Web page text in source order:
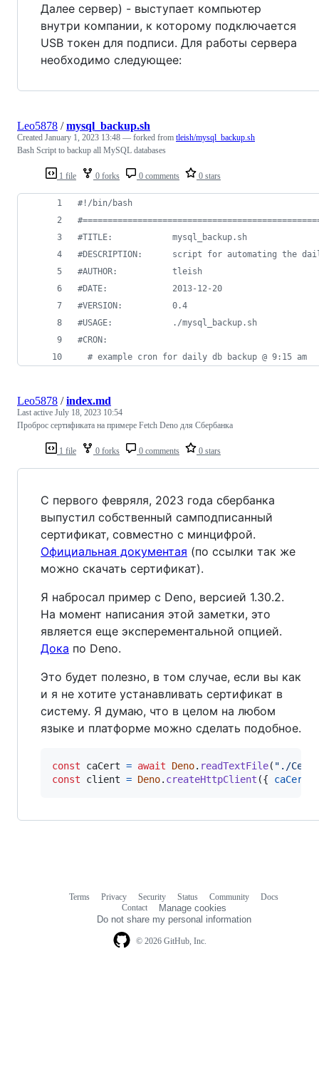
Далее сервер) - выступает компьютер
внутри компании, к которому подключается
USB токен для подписи. Для работы сервера
необходимо следующее:
1 file 0 forks 0 comments 0 stars
Leo5878 /mysql_backup.sh
Created January 1, 2023 13:48 — forked from tleish/mysql_backup.sh
Bash Script to backup all MySQL databases
#! /bin/bash
#
#TITLE:            mysql_backup.sh
#DESCRIPTION:      script for automating the
#AUTHOR:           tleish
#DATE:             2013-12-20
#VERSION:          0.4
#USAGE:            ./mysql_backup.sh
#CRON:
# example cron for daily db backup @ 9:15 am
1 file 0 forks 0 comments 0 stars
Leo5878 /index.md
Last active July 18, 2023 10:54
Проброс сертификата на примере Fetch Deno для Сбербанка
С первого февряля, 2023 года сбербанка
выпустил собственный самподписанный
сертификат, совместно с минцифрой.
Официальная документая (по ссылки так же
можно скачать сертификат).
Я набросал пример с Deno, версией 1.30.2.
На момент написания этой заметки, это
является еще эксперементальной опцией.
Дока по Deno.
Это будет полезно, в том случае, если вы как
и я не хотите устанавливать сертификат в
систему. Я думаю, что в целом на любом
языке и платформе можно сделать подобное.
const caCert = await Deno. readTextFile( "./
const
client = Deno. createHttpClient ({ caCerts
© 2026 GitHub, Inc.
Terms Privacy Security Status Community
Docs
Contact
Manage cookies
Do not share my personal information